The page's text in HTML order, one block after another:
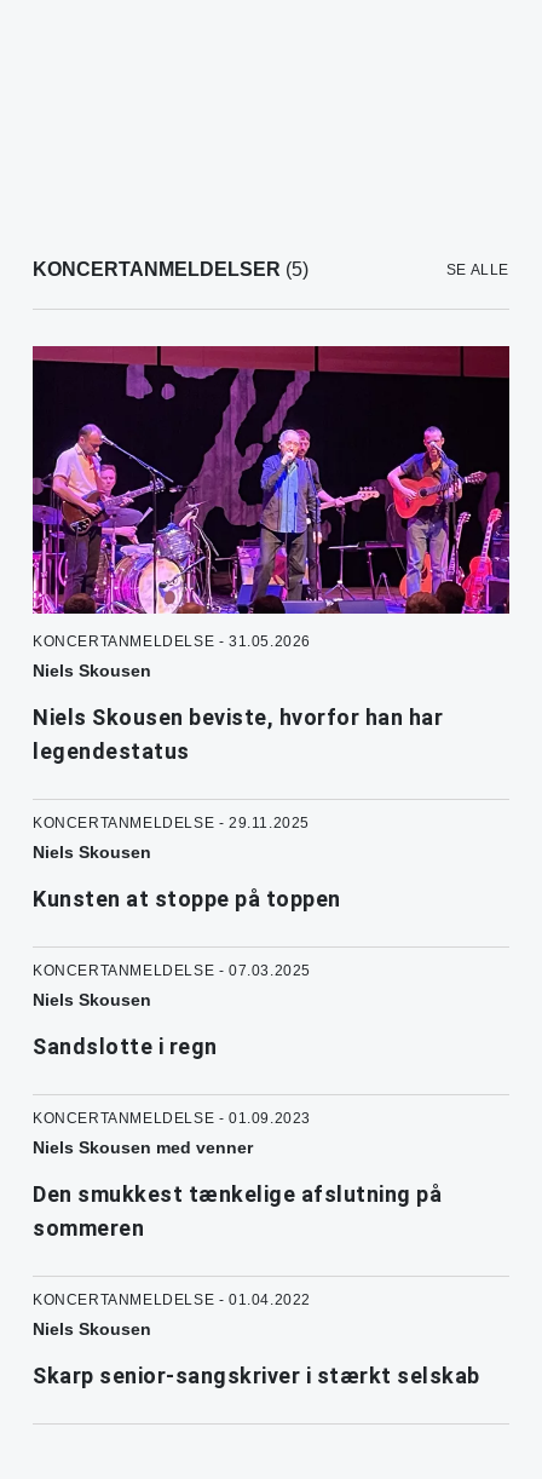
KONCERTANMELDELSER (5) SE ALLE
KONCERTANMELDELSE - 31.05.2026
Niels Skousen
Niels Skousen beviste, hvorfor han har
legendestatus
KONCERTANMELDELSE - 29.11.2025
Niels Skousen
Kunsten at stoppe på toppen
KONCERTANMELDELSE - 07.03.2025
Niels Skousen
Sandslotte i regn
KONCERTANMELDELSE - 01.09.2023
Niels Skousen med venner
Den smukkest tænkelige afslutning på
sommeren
KONCERTANMELDELSE - 01.04.2022
Niels Skousen
Skarp senior-sangskriver i stærkt selskab